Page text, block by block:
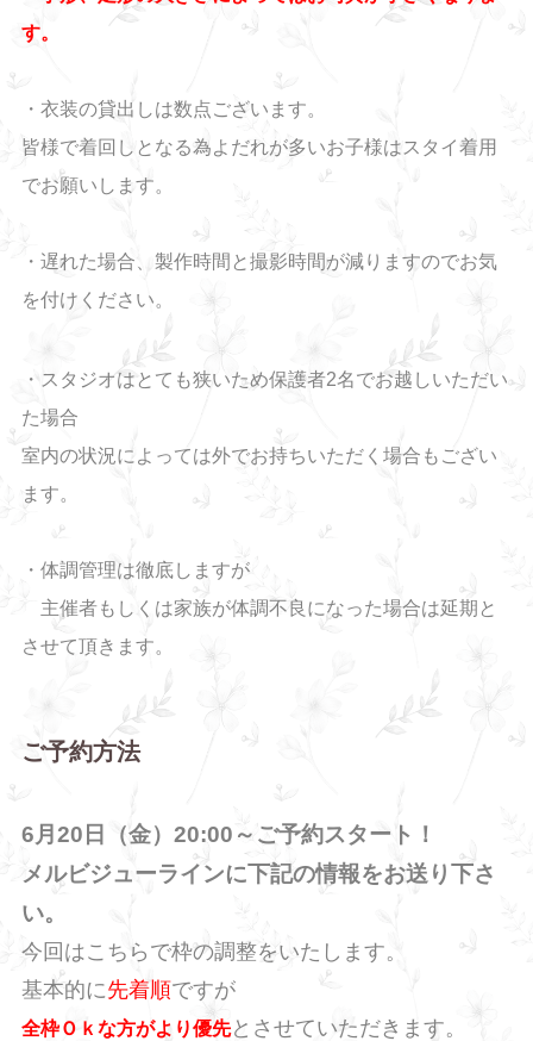
す。
・衣装の貸出しは数点ございます。
皆様で着回しとなる為よだれが多いお子様はスタイ着用
でお願いします。
・遅れた場合、製作時間と撮影時間が減りますのでお気
を付けください。
・スタジオはとても狭いため保護者2名でお越しいただい
た場合
室内の状況によっては外でお持ちいただく場合もござい
ます。
・体調管理は徹底しますが
主催者もしくは家族が体調不良になった場合は延期と
させて頂きます。
ご予約方法
6月20日（金）20:00～ご予約スタート！
メルビジューラインに下記の情報をお送り下さ
い。
今回はこちらで枠の調整をいたします。
基本的に先着順ですが
全枠Ｏｋな方がより優先とさせていただきます。